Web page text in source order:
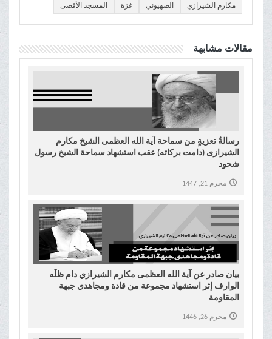
مکارم الشیرازي الصهيوني غزة المسجد الأقصى
مقالات مشابهة
رسالةُ تعزيةٍ من سماحة آیة الله العظمى الشیخ مکارم
الشیرازی (دامت برکاته) عقب استشهاد سماحة الشیخ رسول
شحود
محرم 21, 1447
بیان صادر عن آية الله العظمى مكارم الشيرازي دام ظلّه
الوارف إثر استشهاد مجموعة من قادة ومجاهدي جبهة
المقاومة
محرم 26, 1446